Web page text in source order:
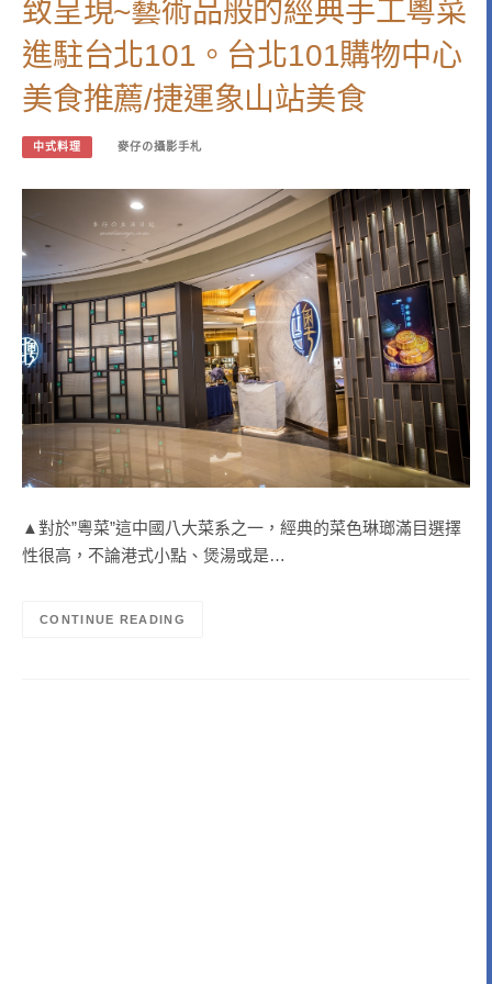
致呈現~藝術品般的經典手工粵菜
進駐台北101。台北101購物中心
美食推薦/捷運象山站美食
中式料理 麥仔の攝影手札
▲對於”粵菜”這中國八大菜系之一，經典的菜色琳瑯滿目選擇
性很高，不論港式小點、煲湯或是…
CONTINUE READING